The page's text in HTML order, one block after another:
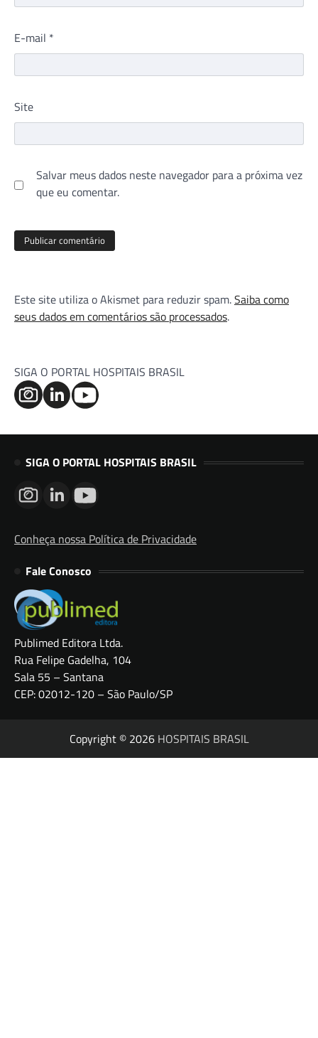
E-mail *
Site
Salvar meus dados neste navegador para a próxima vez
que eu comentar.
Este site utiliza o Akismet para reduzir spam.Saiba como
seus dados em comentários são processados.
SIGA O PORTAL HOSPITAIS BRASIL
SIGA O PORTAL HOSPITAIS BRASIL
Conheça nossa Política de Privacidade
Fale Conosco
Publimed Editora Ltda.
Rua Felipe Gadelha, 104
Sala 55 – Santana
CEP: 02012-120 – São Paulo/SP
Copyright © 2026 HOSPITAIS BRASIL